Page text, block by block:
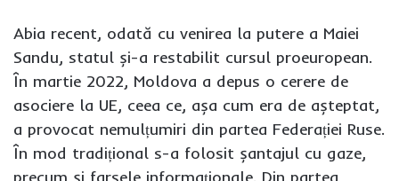
Abia recent, odată cu venirea la putere a Maiei
Sandu, statul și-a restabilit cursul proeuropean.
În martie 2022, Moldova a depus o cerere de
asociere la UE, ceea ce, așa cum era de așteptat,
a provocat nemulțumiri din partea Federației Ruse.
În mod tradițional s-a folosit șantajul cu gaze,